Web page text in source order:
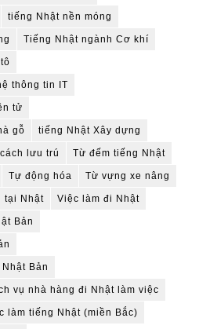
tiếng Nhật nền móng
Tiếng Nhật ngành Cơ khí
thông tin IT
tử
gỗ tiếng Nhật Xây dựng
lưu trú Từ đếm tiếng Nhật
Tự động hóa Từ vựng xe nâng
tại Nhật Việc làm đi Nhật
Bản
Bản
vụ nhà hàng đi Nhật làm việc
làm tiếng Nhật (miền Bắc)